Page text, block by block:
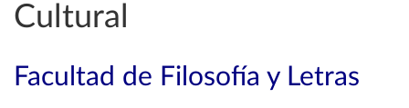
Cultural
Facultad de Filosofía y Letras